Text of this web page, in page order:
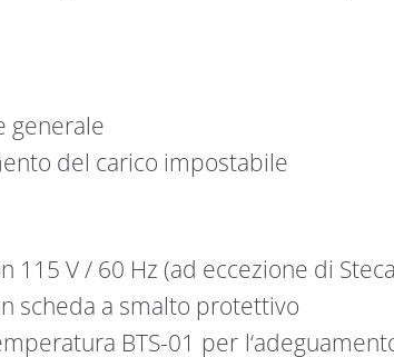
generale
del carico impostabile
115 V / 60 Hz (ad eccezione di
scheda a smalto protettivo
BTS-01 per